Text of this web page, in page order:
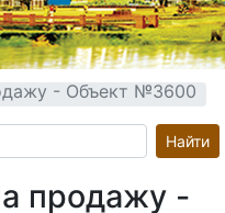
- Объект №3600
Найти
продажу -